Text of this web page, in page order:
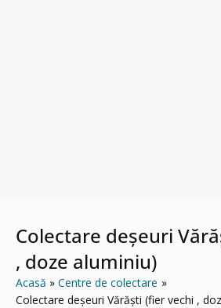
Colectare deșeuri
, doze aluminiu)
Acasă
Centre de colectare
Colectare deșeuri Vărăști (fier vechi ,